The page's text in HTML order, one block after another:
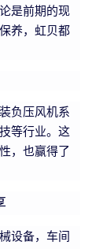
是前期的现
养，虹贝都
负压风机系
等行业。这
，也赢得了
设备，车间